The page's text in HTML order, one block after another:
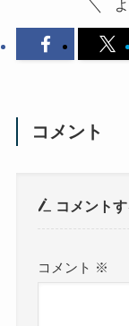
コメント
コメント
コメント ※